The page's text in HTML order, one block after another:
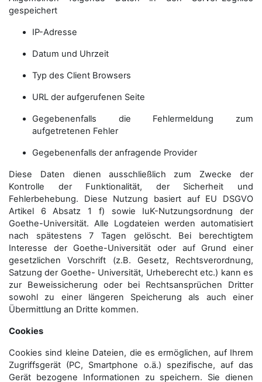
gespeichert
IP-Adresse
Datum und Uhrzeit
Typ des Client Browsers
URL der aufgerufenen Seite
Gegebenenfalls die Fehlermeldung zum
aufgetretenen Fehler
Gegebenenfalls der anfragende Provider
Diese Daten dienen ausschließlich zum Zwecke der
Kontrolle der Funktionalität, der Sicherheit und
Fehlerbehebung. Diese Nutzung basiert auf EU DSGVO
Artikel 6 Absatz 1 f) sowie IuK-Nutzungsordnung der
Goethe-Universität. Alle Logdateien werden auto­matisiert
nach spätestens 7 Tagen gelöscht. Bei berechtigtem
Interesse der Goethe-Universität oder auf Grund einer
gesetzlichen Vorschrift (z.B. Gesetz, Rechtsverordnung,
Satzung der Goethe- Universität, Urheberecht etc.) kann es
zur Beweissicherung oder bei Rechtsansprüchen Dritter
sowohl zu einer längeren Speicherung als auch einer
Übermittlung an Dritte kommen.
Cookies
Cookies sind kleine Dateien, die es ermöglichen, auf Ihrem
Zugriffsgerät (PC, Smartphone o.ä.) spezifische, auf das
Gerät bezogene Informationen zu speichern. Sie dienen